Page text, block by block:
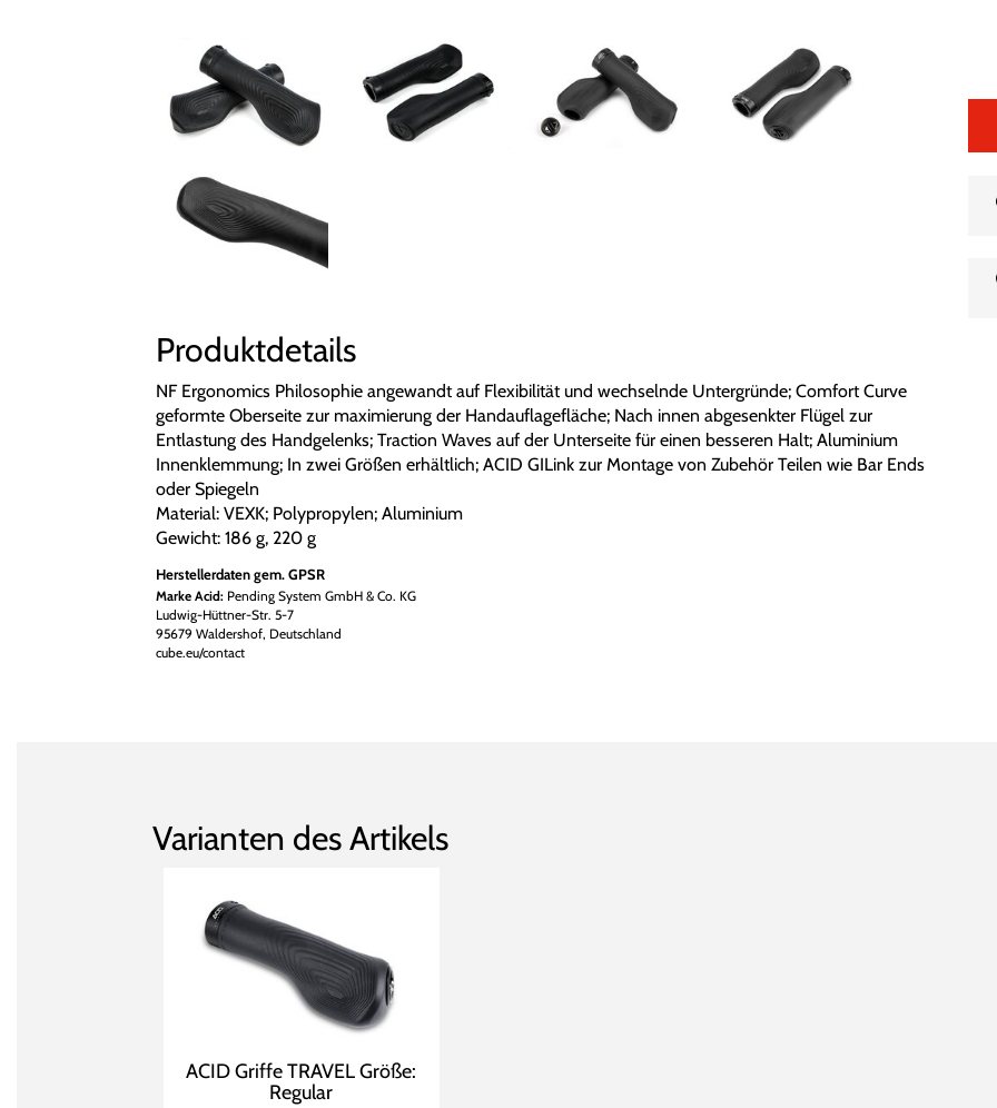
Produktdetails
NF Ergonomics Philosophie angewandt auf Flexibilität und wechselnde Untergründe; Comfort Curve
geformte Oberseite zur maximierung der Handauflagefläche; Nach innen abgesenkter Flügel zur
Entlastung des Handgelenks; Traction Waves auf der Unterseite für einen besseren Halt; Aluminium
Innenklemmung; In zwei Größen erhältlich; ACID GILink zur Montage von Zubehör Teilen wie Bar Ends
oder Spiegeln
Material: VEXK; Polypropylen; Aluminium
Gewicht: 186 g, 220 g
Herstellerdaten gem. GPSR
Marke Acid:Pending System GmbH & Co. KG
Ludwig-Hüttner-Str. 5-7
95679 Waldershof, Deutschland
cube.eu/contact
Varianten des Artikels
ACID Griffe TRAVEL Größe:
Regular